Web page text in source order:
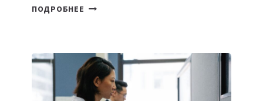
ПОДРОБНЕЕ
НОВЫЕ
ПРЕДМЕТЫ
ПО